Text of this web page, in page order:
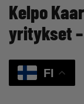
Kelpo
yritykset
FI